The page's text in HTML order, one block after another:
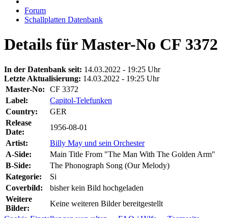
Forum
Schallplatten Datenbank
Details für Master-No CF 3372
In der Datenbank seit: 14.03.2022 - 19:25 Uhr
Letzte Aktualisierung: 14.03.2022 - 19:25 Uhr
Master-No:
CF 3372
Label:
Capitol-Telefunken
Country:
GER
Release
Date:
1956-08-01
Artist:
Billy May und sein Orchester
A-Side:
Main Title From "The Man With The Golden Arm"
B-Side:
The Phonograph Song (Our Melody)
Kategorie:
Si
Coverbild:
bisher kein Bild hochgeladen
Weitere
Bilder:
Keine weiteren Bilder bereitgestellt